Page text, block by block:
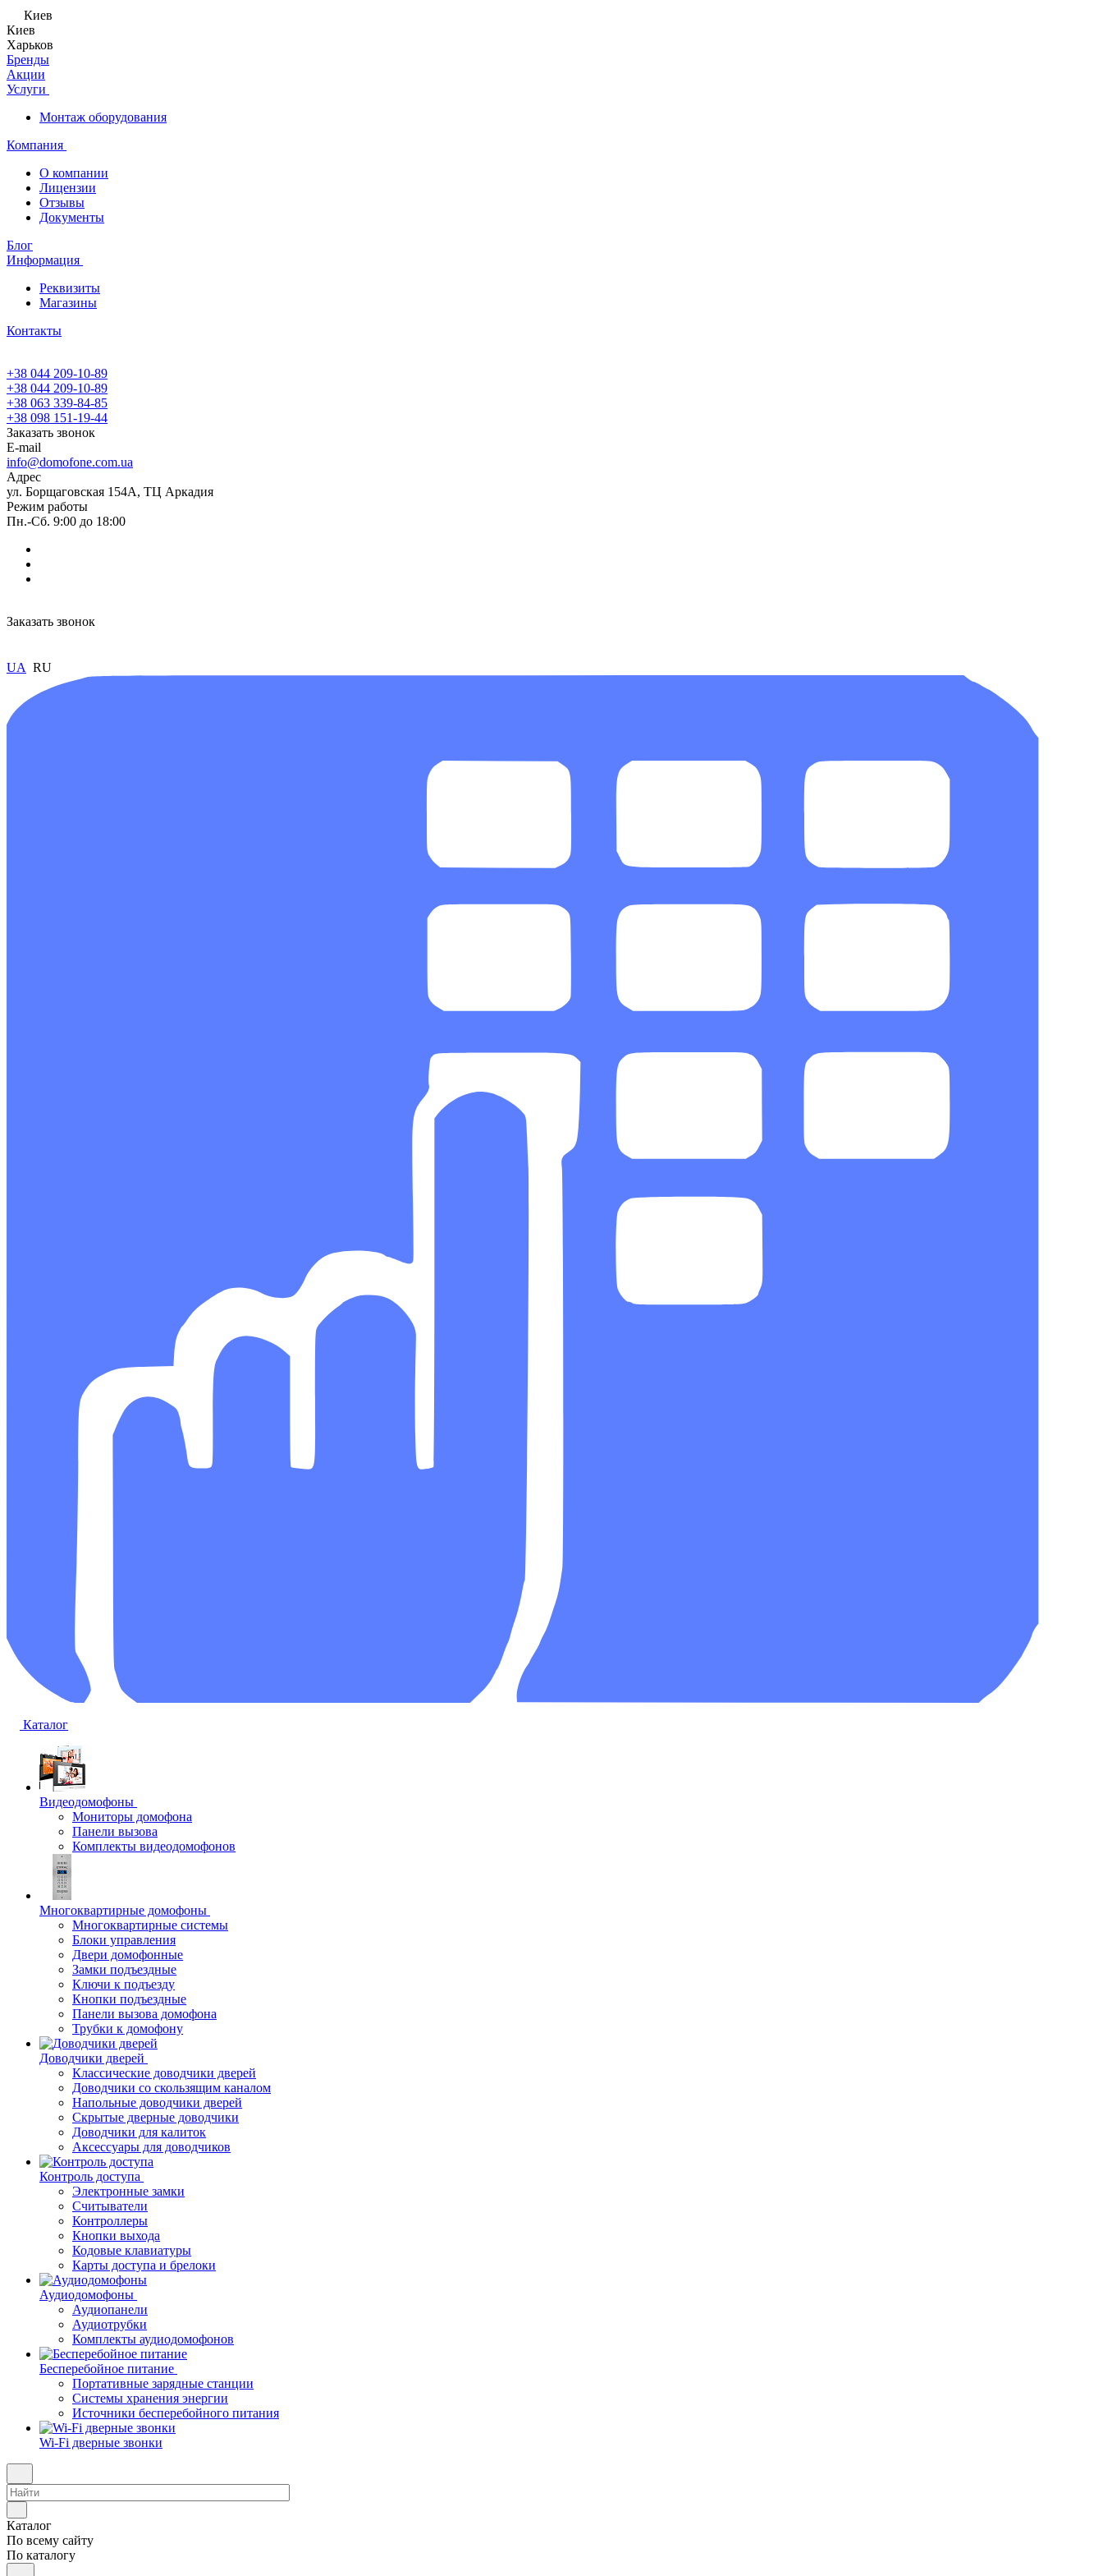
Киев
Киев
Харьков
Бренды
Акции
Услуги
Монтаж оборудования
Компания
О компании
Лицензии
Отзывы
Документы
Блог
Информация
Реквизиты
Магазины
Контакты
+38 044 209-10-89
+38 044 209-10-89
+38 063 339-84-85
+38 098 151-19-44
Заказать звонок
E-mail
info@domofone.com.ua
Адрес
ул. Борщаговская 154А, ТЦ Аркадия
Режим работы
Пн.-Сб. 9:00 до 18:00
Заказать звонок
UA RU
Каталог
Видеодомофоны
Мониторы домофона
Панели вызова
Комплекты видеодомофонов
Многоквартирные домофоны
Многоквартирные системы
Блоки управления
Двери домофонные
Замки подъездные
Ключи к подъезду
Кнопки подъездные
Панели вызова домофона
Трубки к домофону
Доводчики дверей
Классические доводчики дверей
Доводчики со скользящим каналом
Напольные доводчики дверей
Скрытые дверные доводчики
Доводчики для калиток
Аксессуары для доводчиков
Контроль доступа
Электронные замки
Считыватели
Контроллеры
Кнопки выхода
Кодовые клавиатуры
Карты доступа и брелоки
Аудиодомофоны
Аудиопанели
Аудиотрубки
Комплекты аудиодомофонов
Бесперебойное питание
Портативные зарядные станции
Системы хранения энергии
Источники бесперебойного питания
Wi-Fi дверные звонки
Каталог
По всему сайту
По каталогу